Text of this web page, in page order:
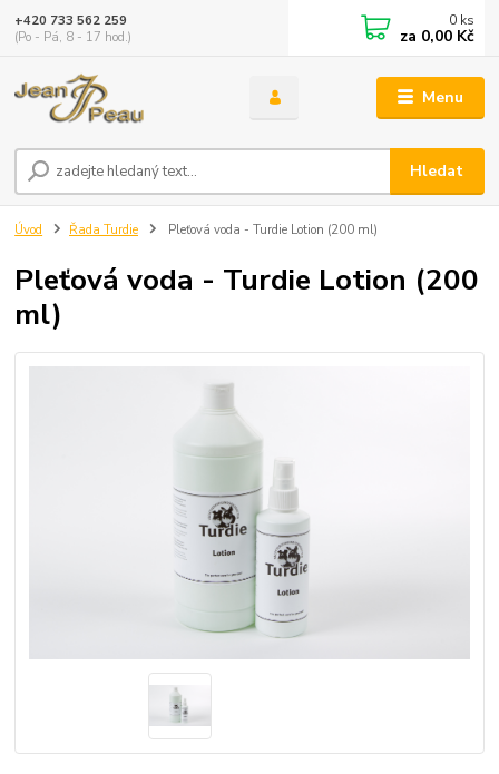
Menu
Hledat
+420 733 562 259
(Po - Pá, 8 - 17 hod.)
0 ks
za 0,00 Kč
Úvod Řada Turdie Pleťová voda - Turdie Lotion (200 ml)
Pleťová voda - Turdie Lotion (200
ml)